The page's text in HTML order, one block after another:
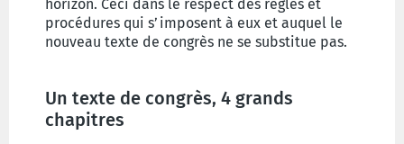
horizon. Ceci dans le respect des règles et
procédures qui s’imposent à eux et auquel le
nouveau texte de congrès ne se substitue pas.
Un texte de congrès, 4 grands
chapitres